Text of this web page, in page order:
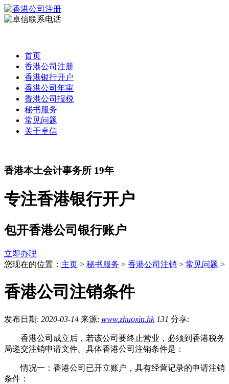
首页
香港公司注册
香港银行开户
香港公司年审
香港公司报税
秘书服务
常见问题
关于卓信
香港本土会计事务所 19年
专注香港银行开户
包开香港公司银行账户
立即办理
您现在的位置： 主页 > 秘书服务 > 香港公司注销 > 常见问题 >
香港公司注销条件
发布日期: 2020-03-14 来源: www.zhuoxin.hk 131 分享:
香港公司成立后，若该公司要终止营业，必须到香港税务
局递交注销申请文件。具体香港公司注销条件是：
情况一：香港公司已开立账户，具有经营记录的申请注销
条件：